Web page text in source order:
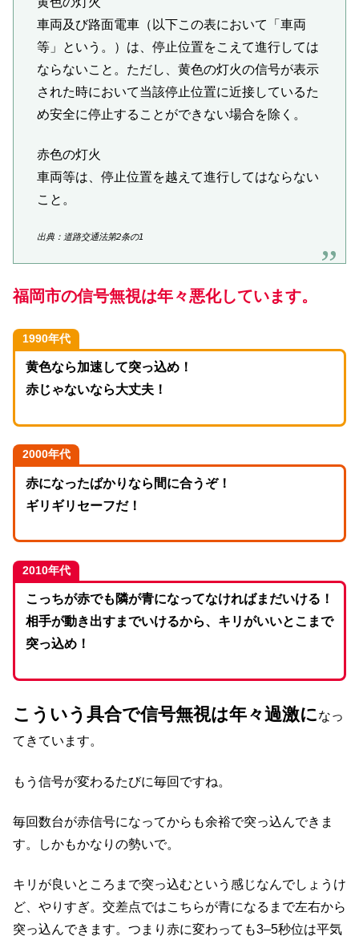
車両及び路面電車（以下この表において「車両
等」という。）は、停止位置をこえて進行しては
ならないこと。ただし、黄色の灯火の信号が表示
された時において当該停止位置に近接しているた
め安全に停止することができない場合を除く。
赤色の灯火
車両等は、停止位置を越えて進行してはならない
こと。
出典：道路交通法第2条の1
福岡市の信号無視は年々悪化しています。
1990年代
黄色なら加速して突っ込め！
赤じゃないなら大丈夫！
2000年代
赤になったばかりなら間に合うぞ！
ギリギリセーフだ！
2010年代
こっちが赤でも隣が青になってなければまだいける！
相手が動き出すまでいけるから、キリがいいとこまで
突っ込め！
こういう具合で信号無視は年々過激になっ
てきています。
もう信号が変わるたびに毎回ですね。
毎回数台が赤信号になってからも余裕で突っ込んできま
す。しかもかなりの勢いで。
キリが良いところまで突っ込むという感じなんでしょうけ
ど、やりすぎ。交差点ではこちらが青になるまで左右から
突っ込んできます。つまり赤に変わっても3–5秒位は平気